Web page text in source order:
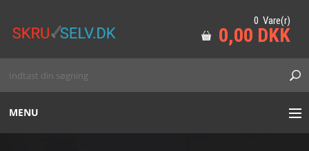
0 Vare(r)
0,00 DKK
MENU